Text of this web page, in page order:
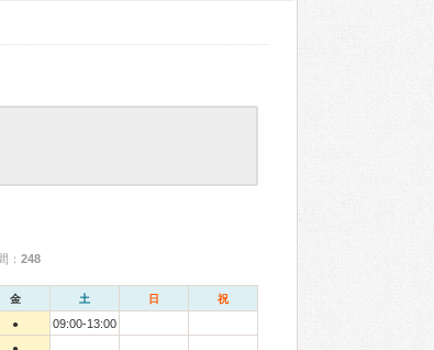
248
金 土 日 祝
●
09:00-13:00